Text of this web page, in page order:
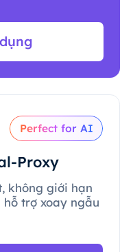
Perfect for AI
Proxy
không giới hạn
trợ xoay ngẫu